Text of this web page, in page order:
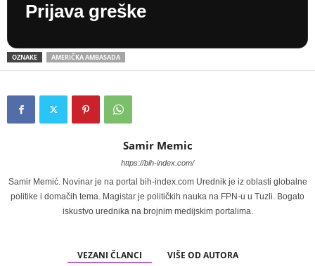
Prijava greške
OZNAKE AMERIČKA AMBASADA
Samir Memic
https://bih-index.com/
Samir Memić. Novinar je na portal bih-index.com Urednik je iz oblasti globalne
politike i domačih tema. Magistar je političkih nauka na FPN-u u Tuzli. Bogato
iskustvo urednika na brojnim medijskim portalima.
VEZANI ČLANCI VIŠE OD AUTORA